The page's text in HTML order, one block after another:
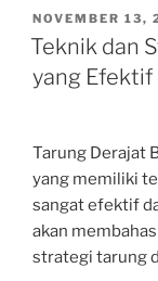
POSTED
ON
NOVEMBER 13,
Teknik dan
yang Efektif
Tarung Derajat
yang memiliki
sangat efektif
akan
strategi tarung